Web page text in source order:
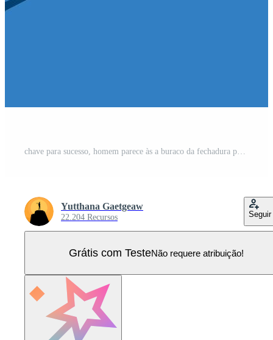
chave para sucesso, homem parece às a buraco da fechadura porta para descobrir Novo áreas Vetor Pro
Yutthana Gaetgeaw
22.204 Recursos Seguir
Grátis com TesteNão requere atribuição!